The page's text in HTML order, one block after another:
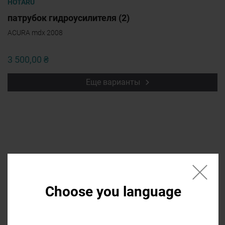
Choose you language
HOTARU
патрубок гидроусилителя (2)
ACURA mdx 2008
3 500,00 ₴
Еще варианты
Если нужной запчасти нет в списке
напишите в форме название, мы